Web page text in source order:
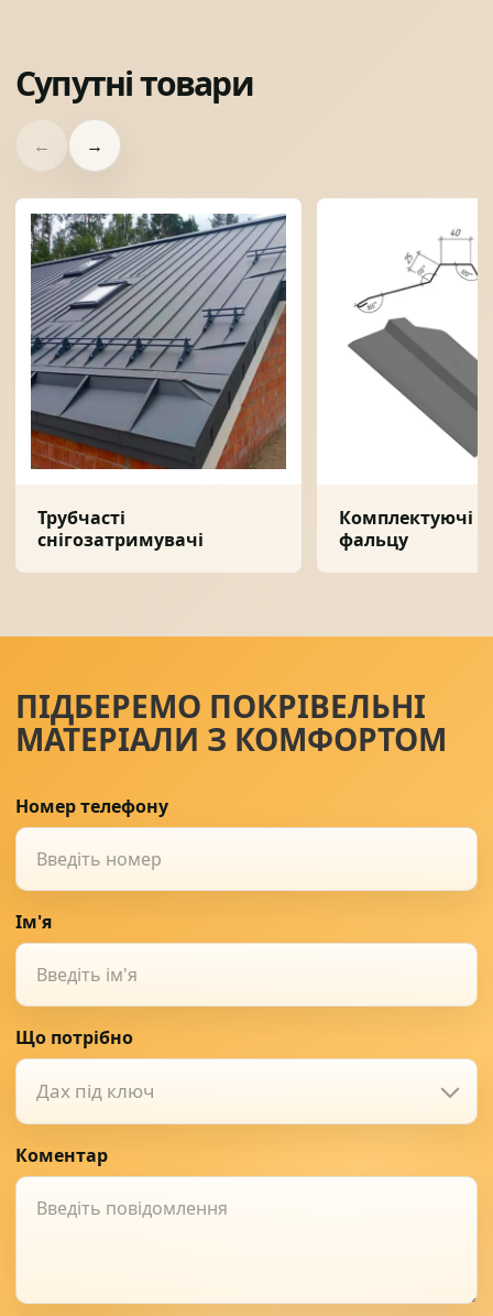
Супутні товари
← →
Трубчасті
снігозатримувачі
Комплектуючі
фальцу
ПІДБЕРЕМО ПОКРІВЕЛЬНІ
МАТЕРІАЛИ З КОМФОРТОМ
Номер телефону
Ім'я
Що потрібно
Дах під ключ
Коментар